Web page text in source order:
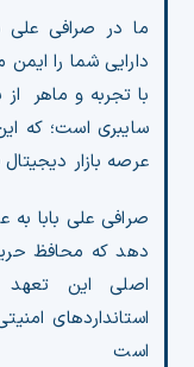
فیلتر ارزهای دیجیتال
کارمزد
تماس با ما
شاخص ترس و طمع
خرید تتر ارزان
ما در صرافی علی
دارایی شما را
با تجربه و ماهر
سایبری است؛ که
عرصه بازار
صرافی علی بابا به
دهد که محافظ
اصلی این تعهد
استانداردهای
است